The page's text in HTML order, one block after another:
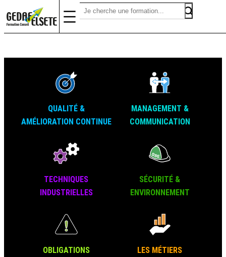
QUALITÉ &
AMÉLIORATION CONTINUE
MANAGEMENT &
COMMUNICATION
TECHNIQUES
INDUSTRIELLES
SÉCURITÉ &
ENVIRONNEMENT
OBLIGATIONS
LES MÉTIERS